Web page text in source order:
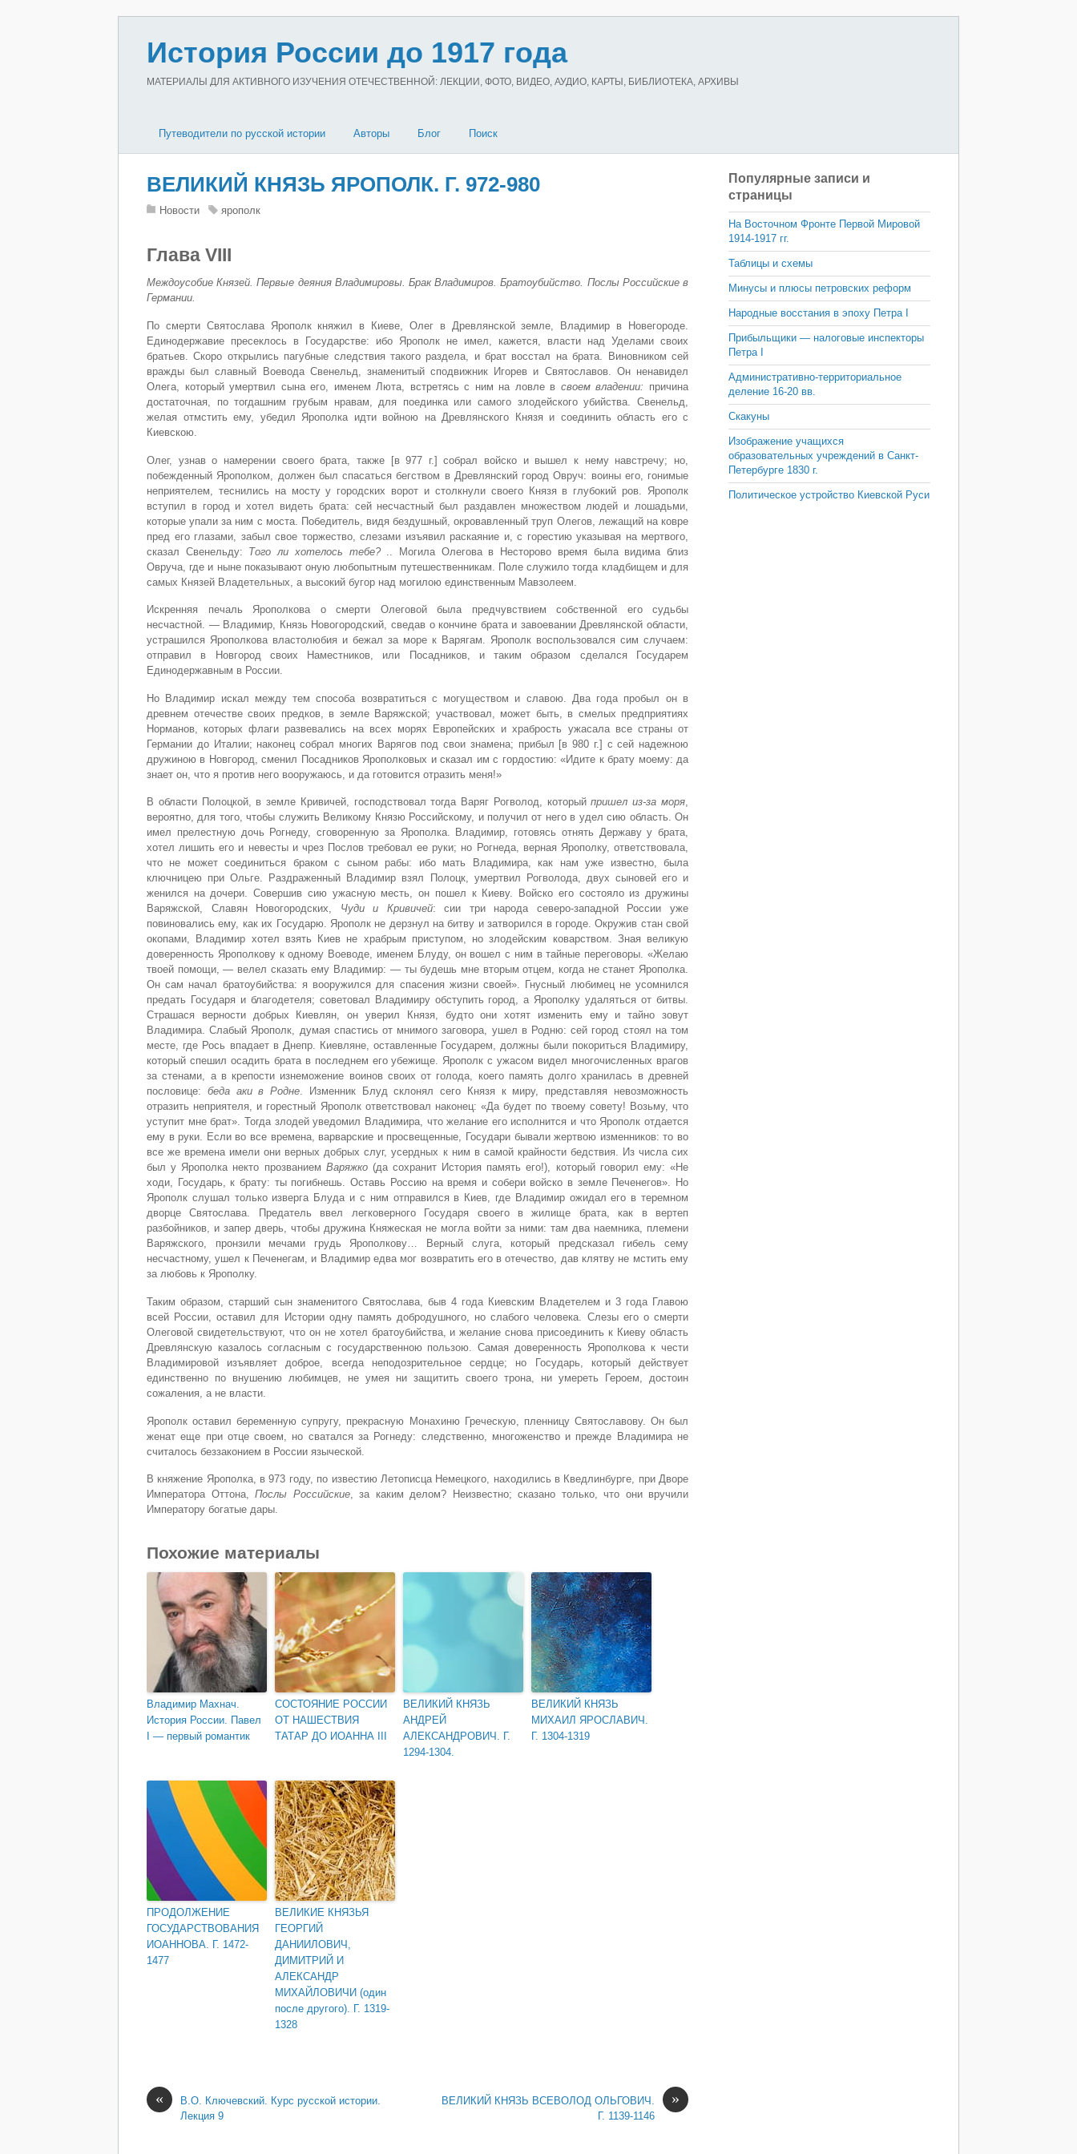
История России до 1917 года
МАТЕРИАЛЫ ДЛЯ АКТИВНОГО ИЗУЧЕНИЯ ОТЕЧЕСТВЕННОЙ: ЛЕКЦИИ, ФОТО, ВИДЕО, АУДИО, КАРТЫ, БИБЛИОТЕКА, АРХИВЫ
Путеводители по русской истории Авторы Блог Поиск
ВЕЛИКИЙ КНЯЗЬ ЯРОПОЛК. Г. 972-980
Новости ярополк
Глава VIII
Междоусобие Князей. Первые деяния Владимировы. Брак Владимиров. Братоубийство. Послы Российские в
Германии.
По смерти Святослава Ярополк княжил в Киеве, Олег в Древлянской земле, Владимир в Новегороде.
Единодержавие пресеклось в Государстве: ибо Ярополк не имел, кажется, власти над Уделами своих
братьев. Скоро открылись пагубные следствия такого раздела, и брат восстал на брата. Виновником сей
вражды был славный Воевода Свенельд, знаменитый сподвижник Игорев и Святославов. Он ненавидел
Олега, который умертвил сына его, именем Люта, встретясь с ним на ловле в своем владении: причина
достаточная, по тогдашним грубым нравам, для поединка или самого злодейского убийства. Свенельд,
желая отмстить ему, убедил Ярополка идти войною на Древлянского Князя и соединить область его с
Киевскою.
Олег, узнав о намерении своего брата, также [в 977 г.] собрал войско и вышел к нему навстречу; но,
побежденный Ярополком, должен был спасаться бегством в Древлянский город Овруч: воины его, гонимые
неприятелем, теснились на мосту у городских ворот и столкнули своего Князя в глубокий ров. Ярополк
вступил в город и хотел видеть брата: сей несчастный был раздавлен множеством людей и лошадьми,
которые упали за ним с моста. Победитель, видя бездушный, окровавленный труп Олегов, лежащий на ковре
пред его глазами, забыл свое торжество, слезами изъявил раскаяние и, с горестию указывая на мертвого,
сказал Свенельду: Того ли хотелось тебе?
.. Могила Олегова в Несторово время была видима близ
Овруча, где и ныне показывают оную любопытным путешественникам. Поле служило тогда кладбищем и для
самых Князей Владетельных, а высокий бугор над могилою единственным Мавзолеем.
Искренняя печаль Ярополкова о смерти Олеговой была предчувствием собственной его судьбы
несчастной. — Владимир, Князь Новогородский, сведав о кончине брата и завоевании Древлянской области,
устрашился Ярополкова властолюбия и бежал за море к Варягам. Ярополк воспользовался сим случаем:
отправил в Новгород своих Наместников, или Посадников, и таким образом сделался Государем
Единодержавным в России.
Но Владимир искал между тем способа возвратиться с могуществом и славою. Два года пробыл он в
древнем отечестве своих предков, в земле Варяжской; участвовал, может быть, в смелых предприятиях
Норманов, которых флаги развевались на всех морях Европейских и храбрость ужасала все страны от
Германии до Италии; наконец собрал многих Варягов под свои знамена; прибыл [в 980 г.] с сей надежною
дружиною в Новгород, сменил Посадников Ярополковых и сказал им с гордостию: «Идите к брату моему: да
знает он, что я против него вооружаюсь, и да готовится отразить меня!»
В области Полоцкой, в земле Кривичей, господствовал тогда Варяг Рогволод, которыйпришел из-за моря,
вероятно, для того, чтобы служить Великому Князю Российскому, и получил от него в удел сию область. Он
имел прелестную дочь Рогнеду, сговоренную за Ярополка. Владимир, готовясь отнять Державу у брата,
хотел лишить его и невесты и чрез Послов требовал ее руки; но Рогнеда, верная Ярополку, ответствовала,
что не может соединиться браком с сыном рабы: ибо мать Владимира, как нам уже известно, была
ключницею при Ольге. Раздраженный Владимир взял Полоцк, умертвил Рогволода, двух сыновей его и
женился на дочери. Совершив сию ужасную месть, он пошел к Киеву. Войско его состояло из дружины
Варяжской, Славян Новогородских, Чуди и Кривичей: сии три народа северо-западной России уже
повиновались ему, как их Государю. Ярополк не дерзнул на битву и затворился в городе. Окружив стан свой
окопами, Владимир хотел взять Киев не храбрым приступом, но злодейским коварством. Зная великую
доверенность Ярополкову к одному Воеводе, именем Блуду, он вошел с ним в тайные переговоры. «Желаю
твоей помощи, — велел сказать ему Владимир: — ты будешь мне вторым отцем, когда не станет Ярополка.
Он сам начал братоубийства: я вооружился для спасения жизни своей». Гнусный любимец не усомнился
предать Государя и благодетеля; советовал Владимиру обступить город, а Ярополку удаляться от битвы.
Страшася верности добрых Киевлян, он уверил Князя, будто они хотят изменить ему и тайно зовут
Владимира. Слабый Ярополк, думая спастись от мнимого заговора, ушел в Родню: сей город стоял на том
месте, где Рось впадает в Днепр. Киевляне, оставленные Государем, должны были покориться Владимиру,
который спешил осадить брата в последнем его убежище. Ярополк с ужасом видел многочисленных врагов
за стенами, а в крепости изнеможение воинов своих от голода, коего память долго хранилась в древней
пословице: беда аки в Родне. Изменник Блуд склонял сего Князя к миру, представляя невозможность
отразить неприятеля, и горестный Ярополк ответствовал наконец: «Да будет по твоему совету! Возьму, что
уступит мне брат». Тогда злодей уведомил Владимира, что желание его исполнится и что Ярополк отдается
ему в руки. Если во все времена, варварские и просвещенные, Государи бывали жертвою изменников: то во
все же времена имели они верных добрых слуг, усердных к ним в самой крайности бедствия. Из числа сих
был у Ярополка некто прозванием Варяжко(да сохранит История память его!), который говорил ему: «Не
ходи, Государь, к брату: ты погибнешь. Оставь Россию на время и собери войско в земле Печенегов». Но
Ярополк слушал только изверга Блуда и с ним отправился в Киев, где Владимир ожидал его в теремном
дворце Святослава. Предатель ввел легковерного Государя своего в жилище брата, как в вертеп
разбойников, и запер дверь, чтобы дружина Княжеская не могла войти за ними: там два наемника, племени
Варяжского, пронзили мечами грудь Ярополкову… Верный слуга, который предсказал гибель сему
несчастному, ушел к Печенегам, и Владимир едва мог возвратить его в отечество, дав клятву не мстить ему
за любовь к Ярополку.
Таким образом, старший сын знаменитого Святослава, быв 4 года Киевским Владетелем и 3 года Главою
всей России, оставил для Истории одну память добродушного, но слабого человека. Слезы его о смерти
Олеговой свидетельствуют, что он не хотел братоубийства, и желание снова присоединить к Киеву область
Древлянскую казалось согласным с государственною пользою. Самая доверенность Ярополкова к чести
Владимировой изъявляет доброе, всегда неподозрительное сердце; но Государь, который действует
единственно по внушению любимцев, не умея ни защитить своего трона, ни умереть Героем, достоин
сожаления, а не власти.
Ярополк оставил беременную супругу, прекрасную Монахиню Греческую, пленницу Святославову. Он был
женат еще при отце своем, но сватался за Рогнеду: следственно, многоженство и прежде Владимира не
считалось беззаконием в России языческой.
В княжение Ярополка, в 973 году, по известию Летописца Немецкого, находились в Кведлинбурге, при Дворе
Императора Оттона, Послы Российские, за каким делом? Неизвестно; сказано только, что они вручили
Императору богатые дары.
Похожие материалы
Владимир Махнач.
История России. Павел
I — первый романтик
СОСТОЯНИЕ РОССИИ
ОТ НАШЕСТВИЯ
ТАТАР ДО ИОАННА III
ВЕЛИКИЙ КНЯЗЬ
АНДРЕЙ
АЛЕКСАНДРОВИЧ. Г.
1294-1304.
ВЕЛИКИЙ КНЯЗЬ
МИХАИЛ ЯРОСЛАВИЧ.
Г. 1304-1319
ПРОДОЛЖЕНИЕ
ГОСУДАРСТВОВАНИЯ
ИОАННОВА. Г. 1472-
1477
ВЕЛИКИЕ КНЯЗЬЯ
ГЕОРГИЙ
ДАНИИЛОВИЧ,
ДИМИТРИЙ И
АЛЕКСАНДР
МИХАЙЛОВИЧИ (один
после другого). Г. 1319-
1328
«
В.О. Ключевский. Курс русской истории.
Лекция 9
»
ВЕЛИКИЙ КНЯЗЬ ВСЕВОЛОД ОЛЬГОВИЧ.
Г. 1139-1146
Популярные записи и
страницы
На Восточном Фронте Первой Мировой
1914-1917 гг.
Таблицы и схемы
Минусы и плюсы петровских реформ
Народные восстания в эпоху Петра I
Прибыльщики — налоговые инспекторы
Петра I
Административно-территориальное
деление 16-20 вв.
Скакуны
Изображение учащихся
образовательных учреждений в Санкт-
Петербурге 1830 г.
Политическое устройство Киевской Руси